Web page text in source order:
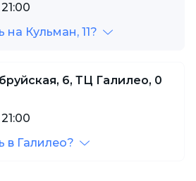
на Кульман, 11?
6, ТЦ Галилео, 0
в Галилео?